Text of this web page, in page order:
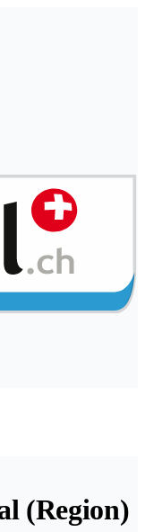
(Region)